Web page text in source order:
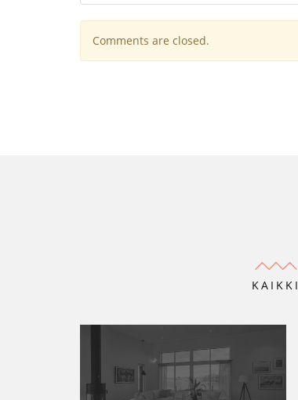
Comments are closed.
KAIKKI